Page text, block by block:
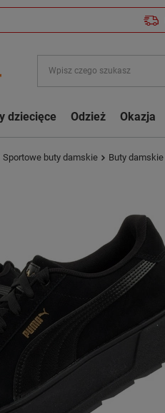
dziecięce Odzież Okazja
Sportowe buty damskie Buty damskie